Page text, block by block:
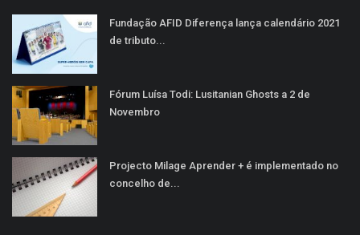
Fundação AFID Diferença lança calendário 2021
de tributo...
Fórum Luísa Todi: Lusitanian Ghosts a 2 de
Novembro
Projecto Milage Aprender + é implementado no
concelho de...